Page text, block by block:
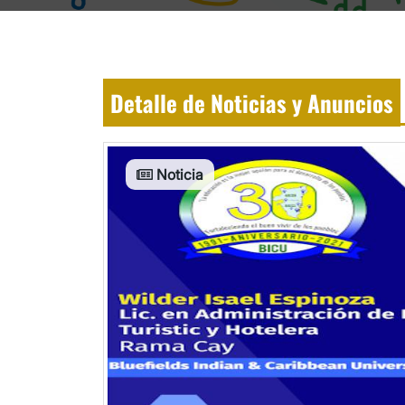
Detalle de Noticias y Anuncios
Noticia